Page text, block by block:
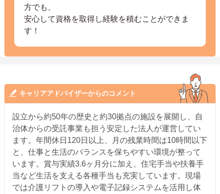
方でも、
安心して資格を取得し経験を積むことができま
す！
キャリアアドバイザーからのコメント
設立から約50年の歴史と約30拠点の施設を展開し、自
治体からの受託事業も担う安定した法人が運営してい
ます。年間休日120日以上、月の残業時間は10時間以下
と、仕事と生活のバランスを保ちやすい環境が整って
います。賞与実績3.6ヶ月分に加え、住宅手当や扶養手
当など生活を支える各種手当も充実しています。現場
では介護リフトの導入や電子記録システムを活用し体